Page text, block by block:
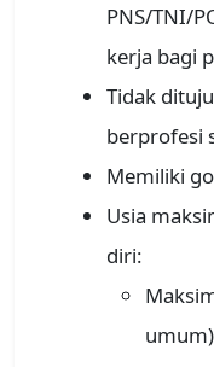
PNS/TNI/
kerja bagi
Tidak
berprofesi
Memiliki
Usia
diri:
umum)